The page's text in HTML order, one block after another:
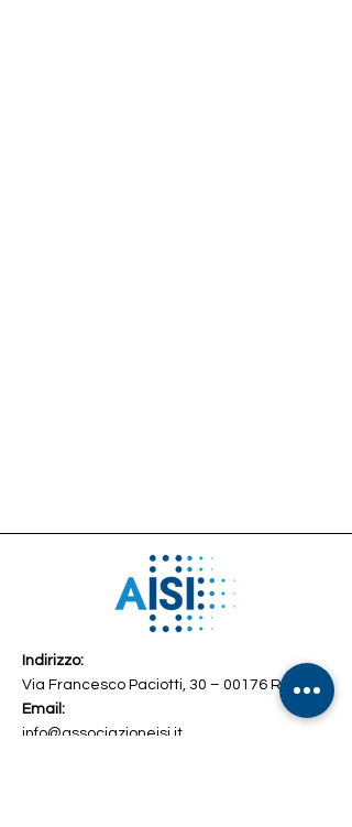
Indirizzo:
Via Francesco Paciotti, 30 – 00176 Roma
Email:
info@associazioneisi.it